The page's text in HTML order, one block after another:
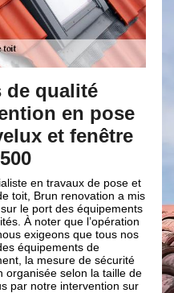
expert en pose
de Velux
dans le 66500
avez un projet de rénovation
est experte en travaux de
et fenêtre de toit. En effet, le
plus de lumière et offrant
quel que soit le modèle de
vous voulez installer et réparer,
une large gamme de
maison.